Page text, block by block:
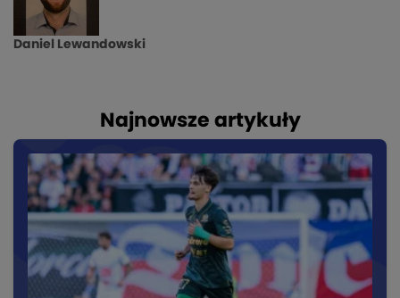
Daniel Lewandowski
Najnowsze artykuły